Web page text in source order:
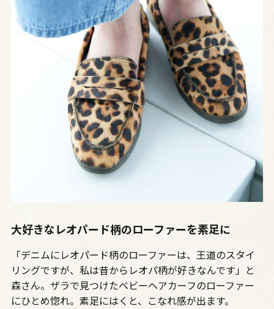
大好きなレオパード柄のローファーを素足に
「デニムにレオパード柄のローファーは、王道のスタイ
リングですが、私は昔からレオパ柄が好きなんです」と
森さん。ザラで見つけたベビーヘアカーフのローファー
にひとめ惚れ。素足にはくと、こなれ感が出ます。